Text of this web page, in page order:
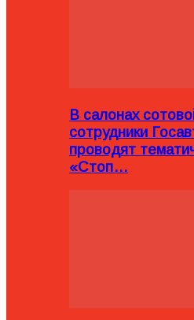
В салонах
сотрудники
проводят
«Стоп…